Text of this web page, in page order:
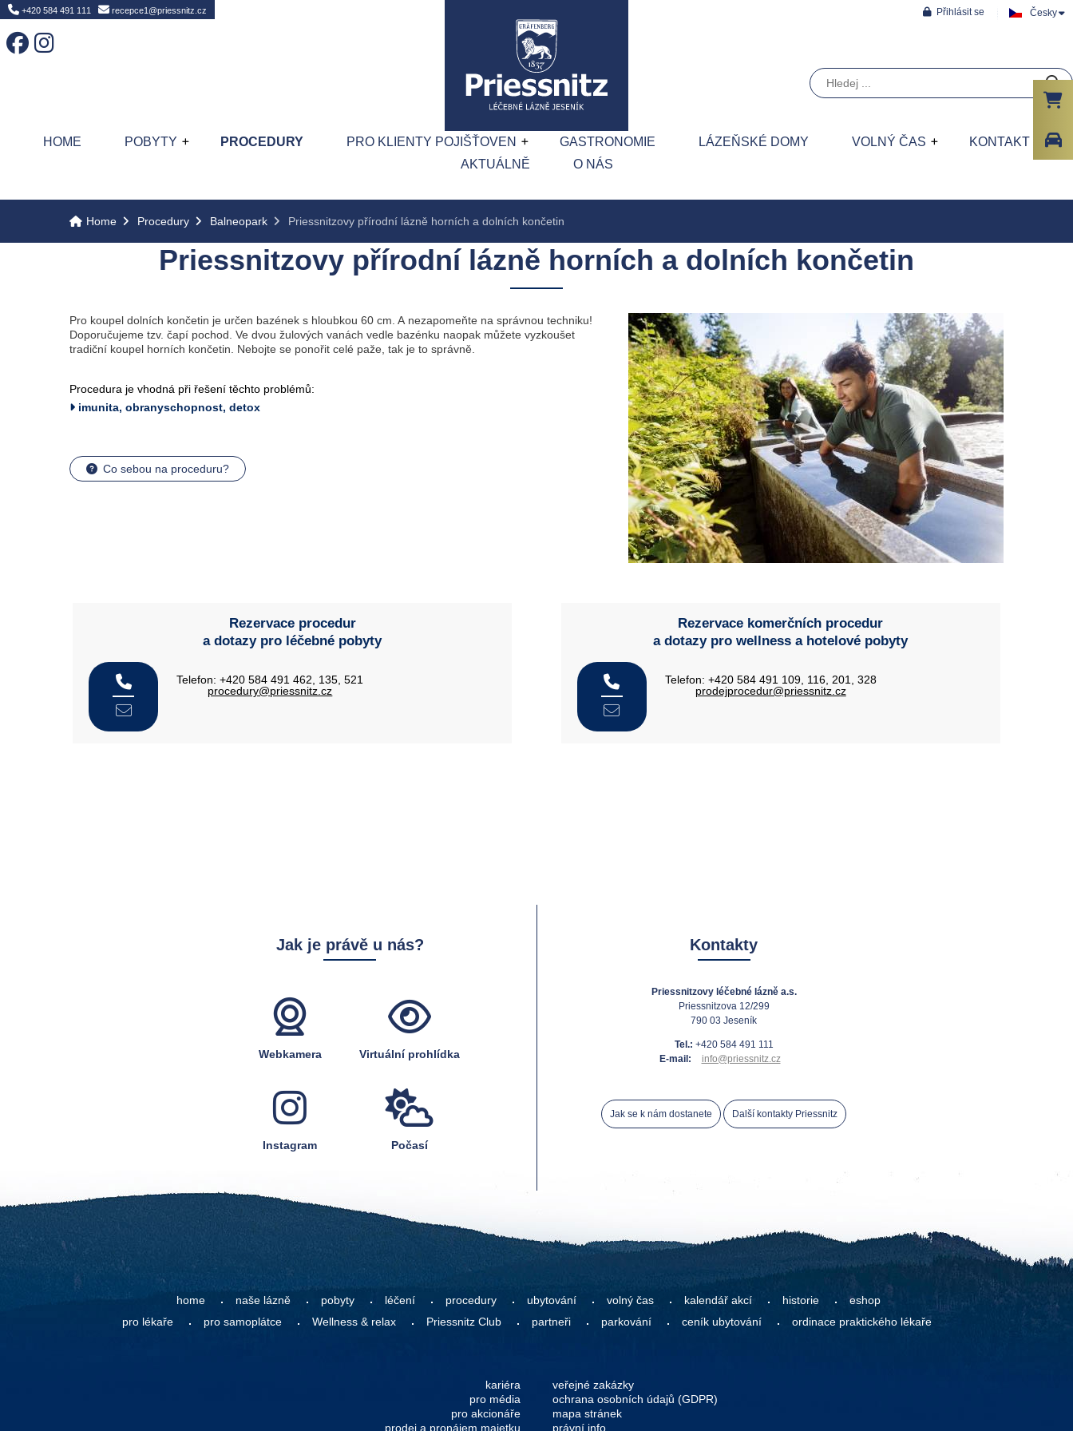
Home
Česky
Přihlásit se
+420 584 491 111 recepce1@priessnitz.cz
HOME POBYTY PROCEDURY PRO KLIENTY POJIŠŤOVEN GASTRONOMIE LÁZEŇSKÉ DOMY VOLNÝ ČAS
KONTAKT
AKTUÁLNĚ
O NÁS
Home Procedury Balneopark Priessnitzovy přírodní lázně horních a dolních končetin
Priessnitzovy přírodní lázně horních a dolních končetin
Pro koupel dolních končetin je určen bazének s hloubkou 60 cm. A nezapomeňte na správnou techniku!
Doporučujeme tzv. čapí pochod. Ve dvou žulových vanách vedle bazénku naopak můžete vyzkoušet
tradiční koupel horních končetin. Nebojte se ponořit celé paže, tak je to správně.
Procedura je vhodná při řešení těchto problémů:
imunita, obranyschopnost, detox
Co sebou na proceduru?
Rezervace procedur
a dotazy pro léčebné pobyty
Telefon: +420 584 491 462, 135, 521
procedury@priessnitz.cz
Rezervace komerčních procedur
a dotazy pro wellness a hotelové pobyty
Telefon: +420 584 491 109, 116, 201, 328
prodejprocedur@priessnitz.cz
Jak je právě u nás?
Webkamera Virtuální prohlídka
Instagram Počasí
Kontakty
Priessnitzovy léčebné lázně a.s.
Priessnitzova 12/299
790 03 Jeseník
Tel.: +420 584 491 111
E-mail:
info@priessnitz.cz
Jak se k nám dostanete Další kontakty Priessnitz
home naše lázně pobyty léčení procedury ubytování volný čas kalendář akcí historie
eshop
pro lékaře
pro samoplátce Wellness & relax Priessnitz Club partneři parkování ceník ubytování ordinace praktického lékaře
kariéra
pro média
pro akcionáře
prodej a pronájem majetku
veřejné zakázky
ochrana osobních údajů (GDPR)
mapa stránek
právní info